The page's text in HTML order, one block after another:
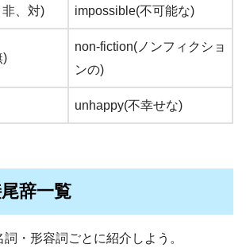
、対) impossible(不可能な)
)
non-fiction(ノンフィクショ
ンの)
unhappy(不幸せな)
辞一覧
・形容詞ごとに紹介しよう。